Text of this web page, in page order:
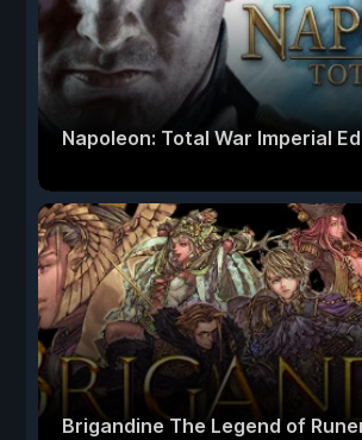
Napoleon: Total War Imperial
Brigandine The Legend of